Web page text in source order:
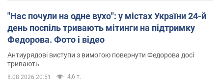
"Нас почули на одне вухо": у містах України 24-й
день поспіль тривають мітинги на підтримку
Федорова. Фото і відео
Антиурядові виступи з вимогою повернути Федорова досі
тривають
8.08.2026 20:51 4,6 т.